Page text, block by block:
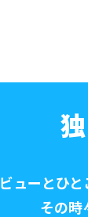
ューとひと
その時